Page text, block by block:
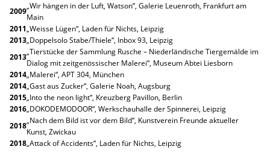
2009
„Wir hängen in der Luft, Watson“, Galerie Leuenroth, Frankfurt am
Main
2011„Weisse Lügen“, Laden für Nichts, Leipzig
2013„Doppelsolo Stabe/Thiele“, Inbox 93, Leipzig
2013
„Tierstücke der Sammlung Rusche – Niederländische Tiergemälde im
Dialog mit zeitgenössischer Malerei“, Museum Abtei Liesborn
2014„Malerei“, APT 304, München
2014„Gast aus Zucker“, Galerie Noah, Augsburg
2015„Into the neon light“, Kreuzberg Pavillon, Berlin
2016„DOKODEMODOOR“, Werkschauhalle der Spinnerei, Leipzig
2018
„Nach dem Bild ist vor dem Bild“, Kunstverein Freunde aktueller
Kunst, Zwickau
2018„Attack of Accidents“, Laden für Nichts, Leipzig